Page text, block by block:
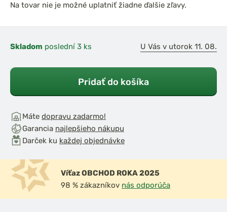
Na tovar nie je možné uplatniť žiadne ďalšie zľavy.
Skladom poslední 3 ks U Vás v utorok 11. 08.
Pridať do košíka
Máte dopravu zadarmo!
Garancia najlepšieho nákupu
Darček ku každej objednávke
Víťaz OBCHOD ROKA 2025
98 % zákazníkov nás odporúča